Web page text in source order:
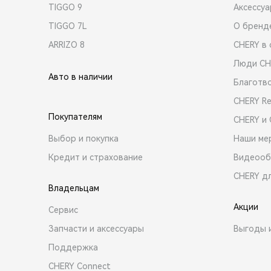
TIGGO 9
TIGGO 7L
ARRIZO 8
Авто в наличии
Покупателям
Выбор и покупка
Кредит и страхование
Владельцам
Сервис
Запчасти и аксессуары
Поддержка
CHERY Connect
О
CHERY
Люди
CHERY
CHERY
Наши
CHERY
Акции
Выгоды